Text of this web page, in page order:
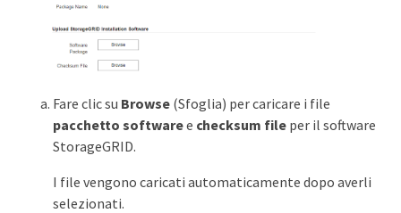
Fare clic su Browse(Sfoglia) per caricare i file
pacchetto softwaree checksum fileper il software
StorageGRID.
I file vengono caricati automaticamente dopo averli
selezionati.